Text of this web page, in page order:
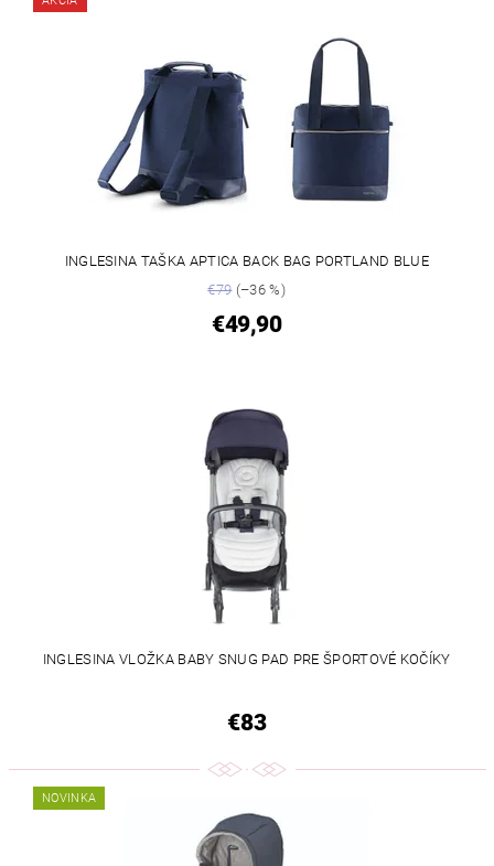
INGLESINA TAŠKA APTICA BACK BAG PORTLAND BLUE
€79(–36 %)
€49,90
INGLESINA VLOŽKA BABY SNUG PAD PRE ŠPORTOVÉ KOČÍKY
€83
NOVINKA